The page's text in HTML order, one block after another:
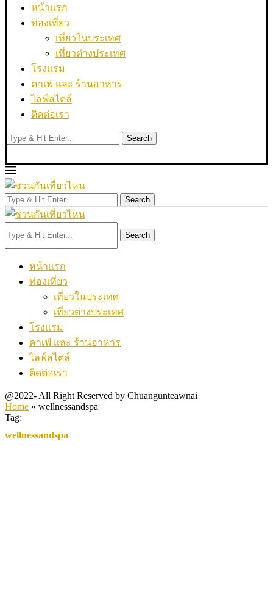
หน้าแรก
ท่องเที่ยว
เที่ยวในประเทศ
เที่ยวต่างประเทศ
โรงแรม
คาเฟ่ และ ร้านอาหาร
ไลฟ์สไตล์
ติดต่อเรา
Search
Search
Search
หน้าแรก
ท่องเที่ยว
เที่ยวในประเทศ
เที่ยวต่างประเทศ
โรงแรม
คาเฟ่ และ ร้านอาหาร
ไลฟ์สไตล์
ติดต่อเรา
@2022- All Right Reserved by Chuangunteawnai
Home » wellnessandspa
Tag:
wellnessandspa